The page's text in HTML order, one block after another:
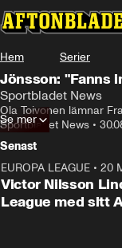
Hem Serier
Jönsson: "Fanns
Sportbladet News
Ola Toivonen lämnar
Sportbladet News •
Se mer
Senast
EUROPA LEAGUE • 20
Victor Nilsson
League med sitt